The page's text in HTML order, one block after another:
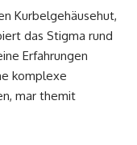
Kurbelgehäusehut,
das Stigma rund
Erfahrungen
komplexe
mar themit